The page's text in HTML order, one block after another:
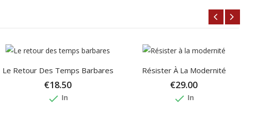
Le Retour Des Temps Barbares
€18.50
done In
Résister À La Modernité
€29.00
done In